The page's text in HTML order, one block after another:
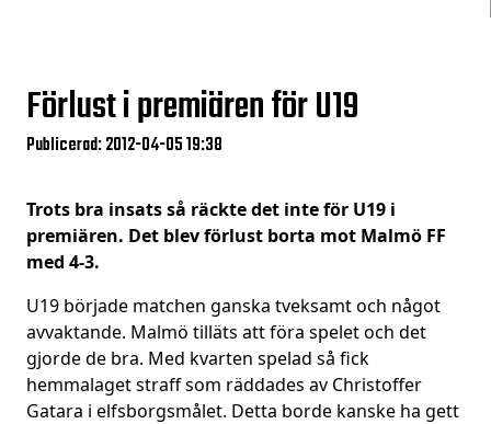
Förlust i premiären för U19
Publicerad: 2012-04-05 19:38
Trots bra insats så räckte det inte för U19 i
premiären. Det blev förlust borta mot Malmö FF
med 4-3.
U19 började matchen ganska tveksamt och något
avvaktande. Malmö tilläts att föra spelet och det
gjorde de bra. Med kvarten spelad så fick
hemmalaget straff som räddades av Christoffer
Gatara i elfsborgsmålet. Detta borde kanske ha gett